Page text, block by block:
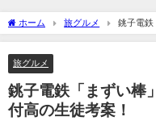
ホーム 旅グルメ
銚子電
徒考案！
旅グルメ
銚子電鉄「まずい
付高の生徒考案！